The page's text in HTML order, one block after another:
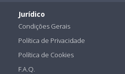
Jurídico
Condições Gerais
Política de Privacidade
Política de Cookies
F.A.Q.